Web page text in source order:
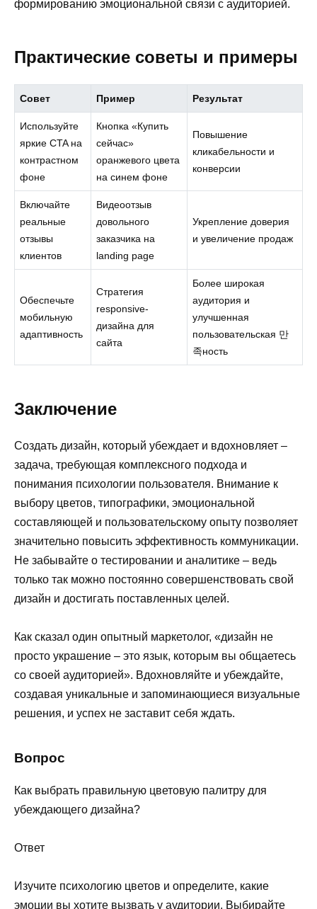
формированию эмоциональной связи с аудиторией.
Практические советы и примеры
Совет Пример Результат
Используйте
яркие CTA на
контрастном
фоне
Кнопка «Купить
сейчас»
оранжевого цвета
на синем фоне
Повышение
кликабельности и
конверсии
Включайте
реальные
отзывы
клиентов
Видеоотзыв
довольного
заказчика на
landing page
Укрепление доверия
и увеличение продаж
Обеспечьте
мобильную
адаптивность
Стратегия
responsive-
дизайна для
сайта
Более широкая
аудитория и
улучшенная
пользовательская 만
족ность
Заключение
Создать дизайн, который убеждает и вдохновляет –
задача, требующая комплексного подхода и
понимания психологии пользователя. Внимание к
выбору цветов, типографики, эмоциональной
составляющей и пользовательскому опыту позволяет
значительно повысить эффективность коммуникации.
Не забывайте о тестировании и аналитике – ведь
только так можно постоянно совершенствовать свой
дизайн и достигать поставленных целей.
Как сказал один опытный маркетолог, «дизайн не
просто украшение – это язык, которым вы общаетесь
со своей аудиторией». Вдохновляйте и убеждайте,
создавая уникальные и запоминающиеся визуальные
решения, и успех не заставит себя ждать.
Вопрос
Как выбрать правильную цветовую палитру для
убеждающего дизайна?
Ответ
Изучите психологию цветов и определите, какие
эмоции вы хотите вызвать у аудитории. Выбирайте